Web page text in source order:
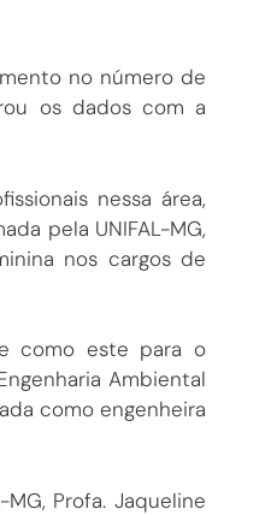
no número de
os dados com a
nessa área,
pela UNIFAL-MG,
nos cargos de
como este para o
Ambiental
como engenheira
Profa. Jaqueline